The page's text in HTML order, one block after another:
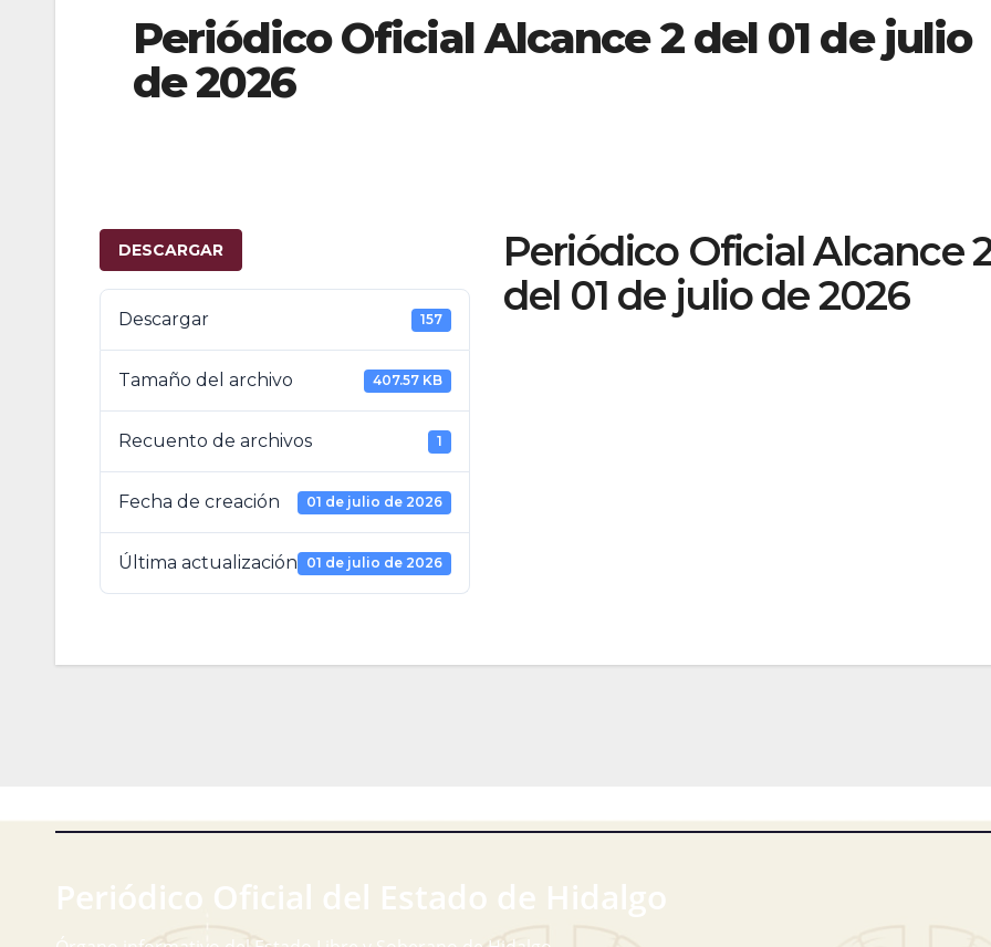
Periódico Oficial Alcance 2 del 01 de julio
de 2026
DESCARGAR
Descargar 157
Tamaño del archivo 407.57 KB
Recuento de archivos 1
Fecha de creación 01 de julio de 2026
Última actualización 01 de julio de 2026
Periódico Oficial Alcance
del 01 de julio de 2026
Periódico Oficial del Estado de Hidalgo